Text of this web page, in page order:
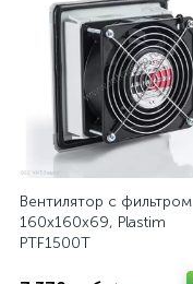
Вентилятор с фильтром
160x160x69, Plastim
PTF1500T